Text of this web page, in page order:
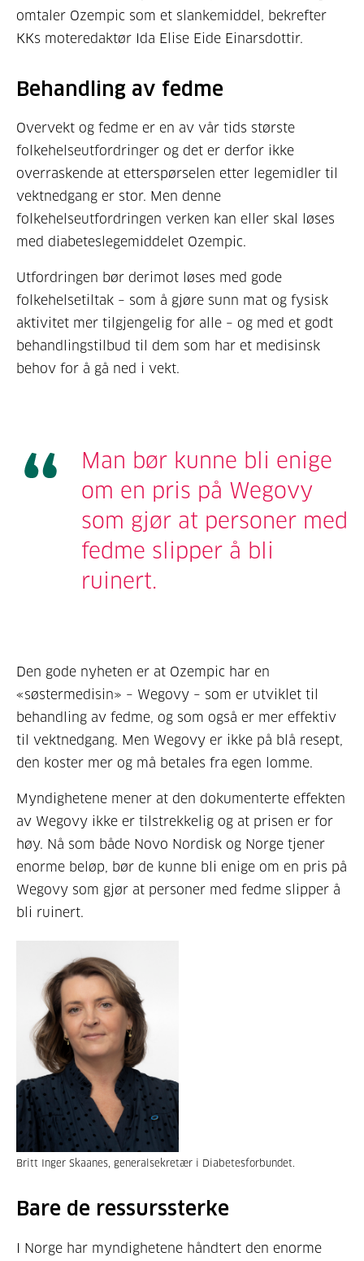
omtaler Ozempic som et slankemiddel, bekrefter
KKs moteredaktør Ida Elise Eide Einarsdottir.
Behandling av fedme
Overvekt og fedme er en av vår tids største
folkehelseutfordringer og det er derfor ikke
overraskende at etterspørselen etter legemidler til
vektnedgang er stor. Men denne
folkehelseutfordringen verken kan eller skal løses
med diabeteslegemiddelet Ozempic.
Utfordringen bør derimot løses med gode
folkehelsetiltak – som å gjøre sunn mat og fysisk
aktivitet mer tilgjengelig for alle – og med et godt
behandlingstilbud til dem som har et medisinsk
behov for å gå ned i vekt.
Man bør kunne bli enige
om en pris på Wegovy
som gjør at personer med
fedme slipper å bli
ruinert.
Den gode nyheten er at Ozempic har en
«søstermedisin» – Wegovy – som er utviklet til
behandling av fedme, og som også er mer effektiv
til vektnedgang. Men Wegovy er ikke på blå resept,
den koster mer og må betales fra egen lomme.
Myndighetene mener at den dokumenterte effekten
av Wegovy ikke er tilstrekkelig og at prisen er for
høy. Nå som både Novo Nordisk og Norge tjener
enorme beløp, bør de kunne bli enige om en pris på
Wegovy som gjør at personer med fedme slipper å
bli ruinert.
Britt Inger Skaanes, generalsekretær i Diabetesforbundet.
Bare de ressurssterke
I Norge har myndighetene håndtert den enorme